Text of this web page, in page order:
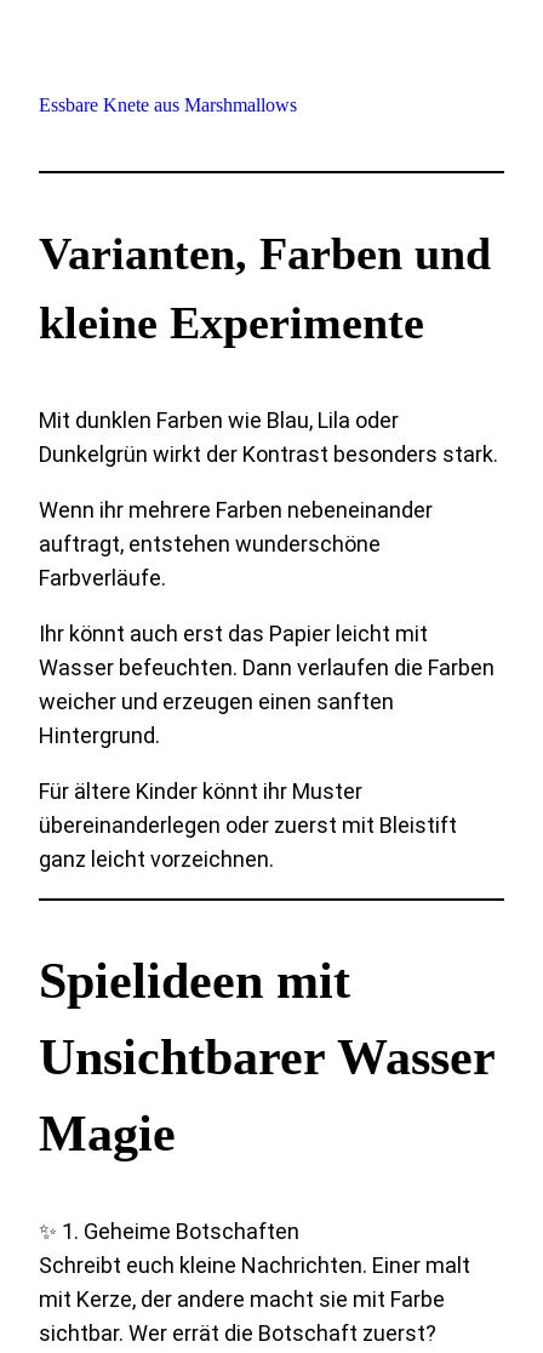
Essbare Knete aus Marshmallows
Varianten, Farben und
kleine Experimente
Mit dunklen Farben wie Blau, Lila oder
Dunkelgrün wirkt der Kontrast besonders stark.
Wenn ihr mehrere Farben nebeneinander
auftragt, entstehen wunderschöne
Farbverläufe.
Ihr könnt auch erst das Papier leicht mit
Wasser befeuchten. Dann verlaufen die Farben
weicher und erzeugen einen sanften
Hintergrund.
Für ältere Kinder könnt ihr Muster
übereinanderlegen oder zuerst mit Bleistift
ganz leicht vorzeichnen.
Spielideen mit
Unsichtbarer Wasser
Magie
✨ 1. Geheime Botschaften
Schreibt euch kleine Nachrichten. Einer malt
mit Kerze, der andere macht sie mit Farbe
sichtbar. Wer errät die Botschaft zuerst?